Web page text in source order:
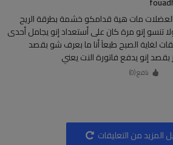
مات هية قدامكو خشمة بطرقة الريح
إنو مرة كان على أستعداد إنو يجامل أحدى
لغاية الصبح طبعآ أنا ما بعرف شو بقصد
إنو يدفع فاتورة النت يعني
نافع (0
)
المزيد من التعليقات